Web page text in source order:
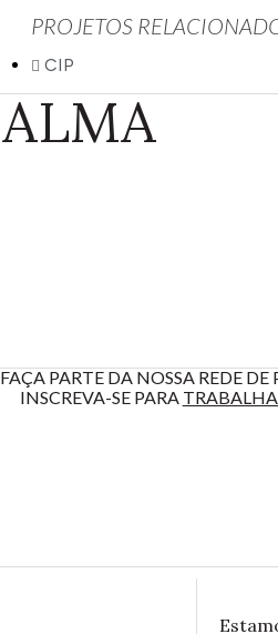
PROJETOS
CIP
ALMA
FAÇA PARTE DA NOSSA REDE DE
INSCREVA-SE PARA